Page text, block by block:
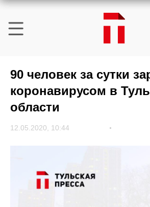
90 человек за сутки
коронавирусом в
области
12.05.2020, 10:44